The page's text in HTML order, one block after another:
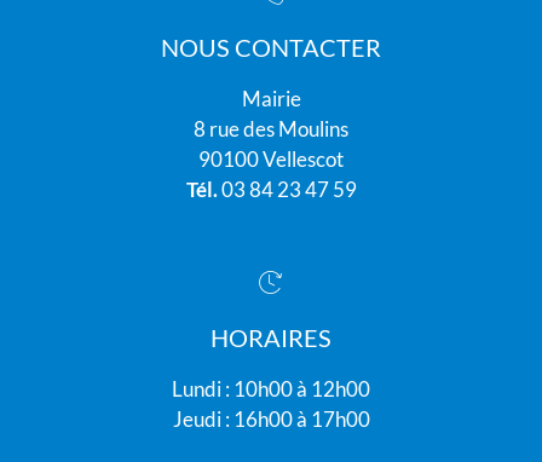
NOUS CONTACTER
Mairie
8 rue des Moulins
90100 Vellescot
Tél.03 84 23 47 59
HORAIRES
Lundi : 10h00 à 12h00
Jeudi : 16h00 à 17h00